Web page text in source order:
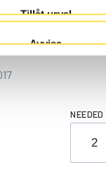
Tillåt urval
Avvisa
NEEDED